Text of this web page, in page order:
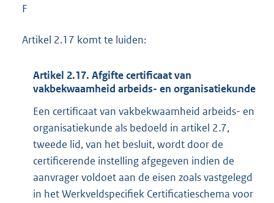
F
Artikel 2.17 komt te luiden:
Artikel 2.17. Afgifte certificaat van
vakbekwaamheid arbeids- en organisatiekunde
Een certificaat van vakbekwaamheid arbeids- en
organisatiekunde als bedoeld in artikel 2.7,
tweede lid, van het besluit, wordt door de
certificerende instelling afgegeven indien de
aanvrager voldoet aan de eisen zoals vastgelegd
in het Werkveldspecifiek Certificatieschema voor